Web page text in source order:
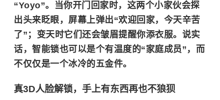
“Yoyo”。当你开门回家时，这两个小家伙会探
出头来眨眼，屏幕上弹出“欢迎回家，今天辛苦
了”；变天时它们还会皱眉提醒你添衣服。说实
话，智能锁也可以是个有温度的“家庭成员”，而
不仅仅是一个冰冷的五金件。
真3D人脸解锁，手上有东西再也不狼狈